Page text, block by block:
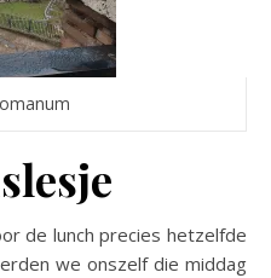
de lunch precies hetzelfde
we onszelf die middag